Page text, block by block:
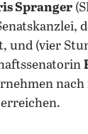
Spranger
und (vier